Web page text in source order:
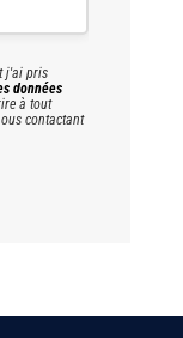
j'ai pris
données
à tout
contactant